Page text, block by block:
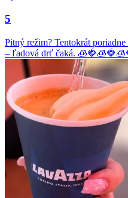
5
Pitný režim? Tentokrát
– ľadová drť čaká.